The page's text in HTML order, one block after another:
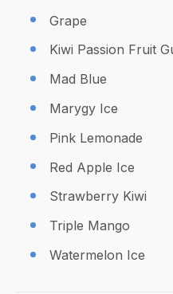
Grape
Kiwi Passion Fruit
Mad Blue
Marygy Ice
Pink Lemonade
Red Apple Ice
Strawberry Kiwi
Triple Mango
Watermelon Ice